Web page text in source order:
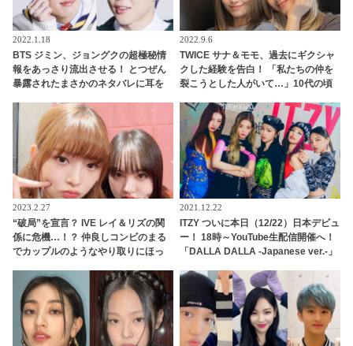
2022.1.18
BTS ジミン、ジョングクの超極秘情
報をあっさり流出させる！ とつぜん
暴露されたまさかのネタバレに耳を
ていいの…？ 予想だにしなかった展
開が面白すぎる
2022.9.6
TWICE サナ＆モモ、過去にギクシャ
クした経験を告白！ 「私たちの仲を
裂こうとした人がいて…」10代の頃
絆ストーリーに感動
2023.2.27
“破局”を宣言？ IVE レイ＆リズの関
係に危機…！？ 仲良しコンビのまる
でカップルのようなやり取りにほっ
2021.12.22
ITZY ついに本日（12/22）日本デビュ
ー！ 18時～YouTube生配信開催へ！
「DALLA DALLA -Japanese ver.-」
ム『IT’z ITZY』全曲が解禁